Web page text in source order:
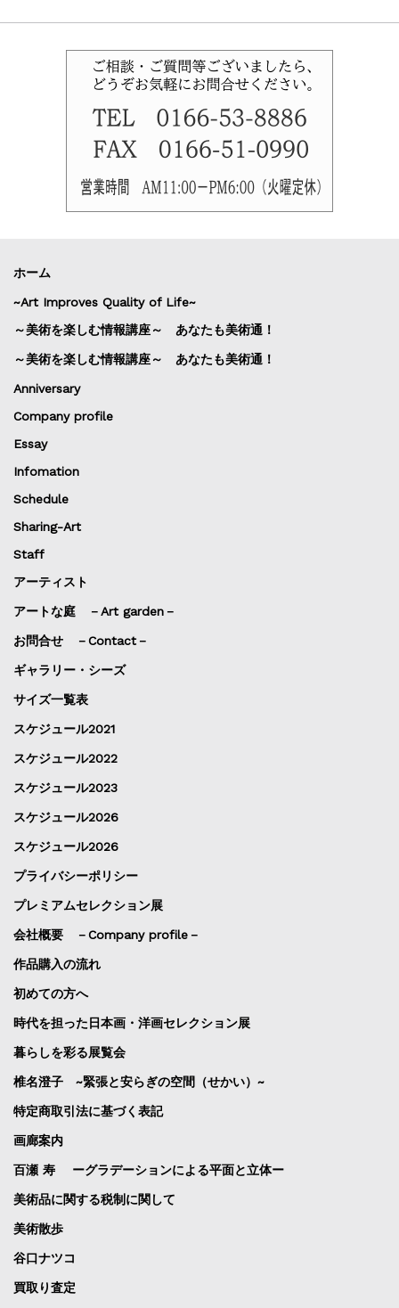
ホーム
~Art Improves Quality of Life~
～美術を楽しむ情報講座～ あなたも美術通！
～美術を楽しむ情報講座～ あなたも美術通！
Anniversary
Company profile
Essay
Infomation
Schedule
Sharing-Art
Staff
アーティスト
アートな庭 －Art garden－
お問合せ －Contact－
ギャラリー・シーズ
サイズ一覧表
スケジュール2021
スケジュール2022
スケジュール2023
スケジュール2026
スケジュール2026
プライバシーポリシー
プレミアムセレクション展
会社概要 －Company profile－
作品購入の流れ
初めての方へ
時代を担った日本画・洋画セレクション展
暮らしを彩る展覧会
椎名澄子 ~緊張と安らぎの空間（せかい）~
特定商取引法に基づく表記
画廊案内
百瀬 寿 ーグラデーションによる平面と立体ー
美術品に関する税制に関して
美術散歩
谷口ナツコ
買取り査定